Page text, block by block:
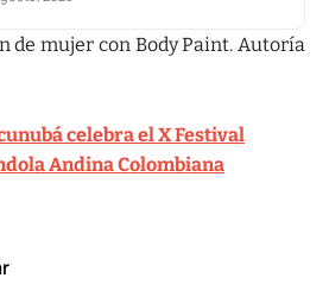
de mujer con Body Paint. Autoría
celebra el X Festival
Andina Colombiana